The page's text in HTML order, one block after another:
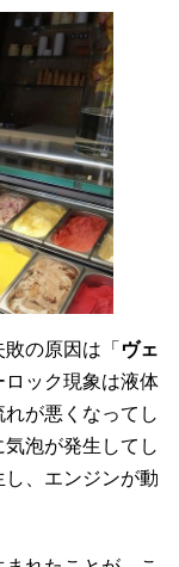
の原因は「 ヴェ
ロック現象は液体
が悪くなってし
泡が発生してし
、エンジンが動